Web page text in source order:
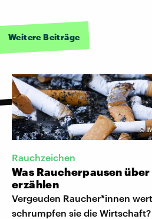
Weitere Beiträge
©
Rauchzeichen
Was Raucherpausen
erzählen
Vergeuden Raucher*innen
schrumpfen sie die